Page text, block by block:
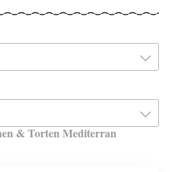
& Torten Mediterran